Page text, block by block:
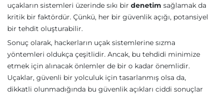
uçakların sistemleri üzerinde sıkı bir denetim sağlamak da
kritik bir faktördür. Çünkü, her bir güvenlik açığı, potansiyel
bir tehdit oluşturabilir.
Sonuç olarak, hackerların uçak sistemlerine sızma
yöntemleri oldukça çeşitlidir. Ancak, bu tehdidi minimize
etmek için alınacak önlemler de bir o kadar önemlidir.
Uçaklar, güvenli bir yolculuk için tasarlanmış olsa da,
dikkatli olunmadığında bu güvenlik açıkları ciddi sonuçlar